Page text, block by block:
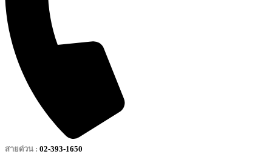
สายด่วน : 02-393-1650